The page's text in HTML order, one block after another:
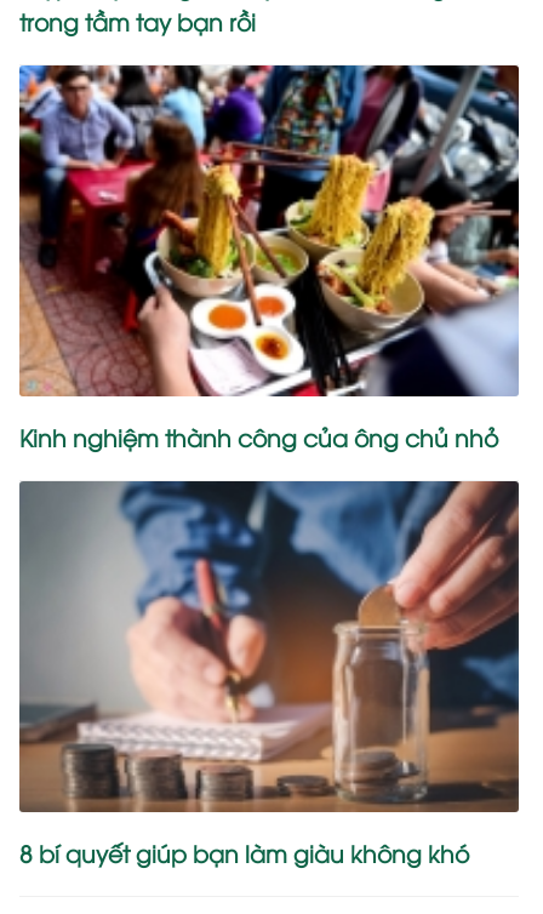
trong tầm tay bạn rồi
Kinh nghiệm thành công của ông chủ nhỏ
8 bí quyết giúp bạn làm giàu không khó